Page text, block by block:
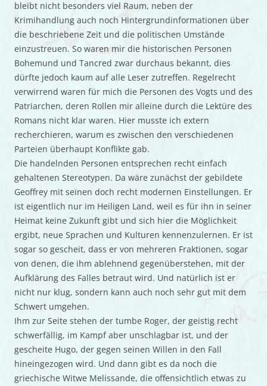
bleibt nicht besonders viel Raum, neben der
Krimihandlung auch noch Hintergrundinformationen über
die beschriebene Zeit und die politischen Umstände
einzustreuen. So waren mir die historischen Personen
Bohemund und Tancred zwar durchaus bekannt, dies
dürfte jedoch kaum auf alle Leser zutreffen. Regelrecht
verwirrend waren für mich die Personen des Vogts und des
Patriarchen, deren Rollen mir alleine durch die Lektüre des
Romans nicht klar waren. Hier musste ich extern
recherchieren, warum es zwischen den verschiedenen
Parteien überhaupt Konflikte gab.
Die handelnden Personen entsprechen recht einfach
gehaltenen Stereotypen. Da wäre zunächst der gebildete
Geoffrey mit seinen doch recht modernen Einstellungen. Er
ist eigentlich nur im Heiligen Land, weil es für ihn in seiner
Heimat keine Zukunft gibt und sich hier die Möglichkeit
ergibt, neue Sprachen und Kulturen kennenzulernen. Er ist
sogar so gescheit, dass er von mehreren Fraktionen, sogar
von denen, die ihm ablehnend gegenüberstehen, mit der
Aufklärung des Falles betraut wird. Und natürlich ist er
nicht nur klug, sondern kann auch noch sehr gut mit dem
Schwert umgehen.
Ihm zur Seite stehen der tumbe Roger, der geistig recht
schwerfällig, im Kampf aber unschlagbar ist, und der
gescheite Hugo, der gegen seinen Willen in den Fall
hineingezogen wird. Und dann gibt es da noch die
griechische Witwe Melissande, die offensichtlich etwas zu